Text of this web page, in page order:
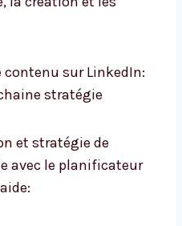
contenu sur LinkedIn:
stratégie
et stratégie de
avec le planificateur